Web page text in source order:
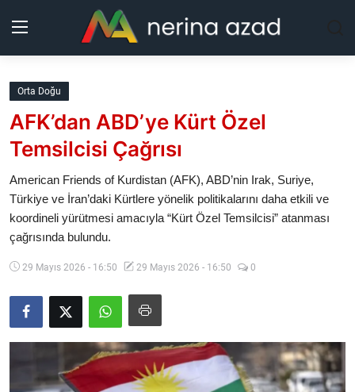
Kurdistan
Bölgeler
Güncel
Analiz
Galeri
Orta Doğu
AFK’dan ABD’ye Kürt Özel
Temsilcisi Çağrısı
American Friends of Kurdistan (AFK), ABD’nin Irak, Suriye,
Türkiye ve İran’daki Kürtlere yönelik politikalarını daha etkili ve
koordineli yürütmesi amacıyla “Kürt Özel Temsilcisi” atanması
çağrısında bulundu.
29 Mayıs 2026 - 16:50 29 Mayıs 2026 - 16:50 0